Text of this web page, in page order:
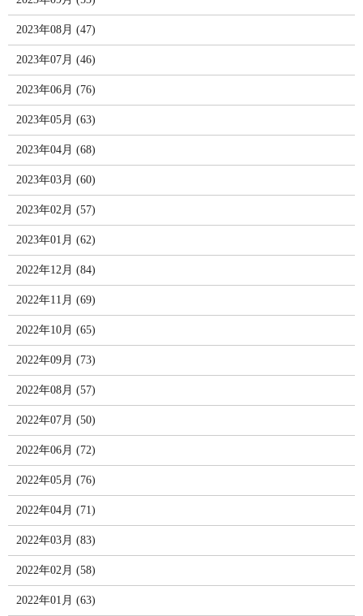
2023年08月 (47)
2023年07月 (46)
2023年06月 (76)
2023年05月 (63)
2023年04月 (68)
2023年03月 (60)
2023年02月 (57)
2023年01月 (62)
2022年12月 (84)
2022年11月 (69)
2022年10月 (65)
2022年09月 (73)
2022年08月 (57)
2022年07月 (50)
2022年06月 (72)
2022年05月 (76)
2022年04月 (71)
2022年03月 (83)
2022年02月 (58)
2022年01月 (63)